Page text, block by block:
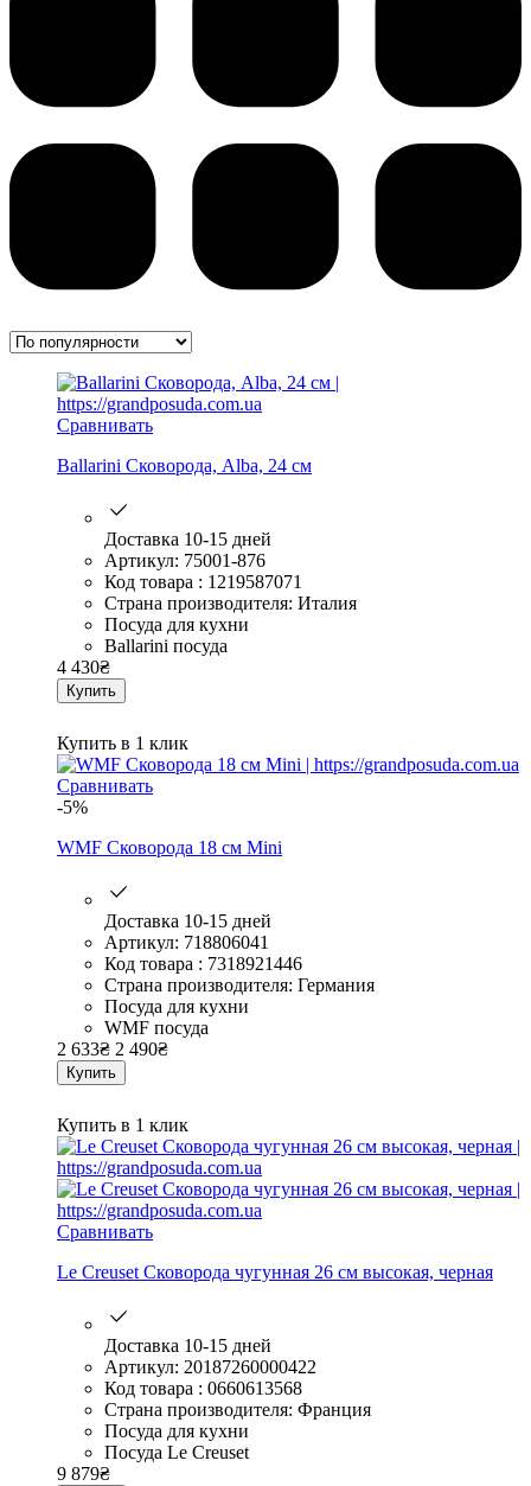
Сравнивать
Ballarini Сковорода, Alba, 24 см
Доставка 10-15 дней
Артикул: 75001-876
Код товара : 1219587071
Страна производителя: Италия
Посуда для кухни
Ballarini посуда
4 430₴
Купить
Купить в 1 клик
Сравнивать
-5%
WMF Сковорода 18 см Mini
Доставка 10-15 дней
Артикул: 718806041
Код товара : 7318921446
Страна производителя: Германия
Посуда для кухни
WMF посуда
2 633₴ 2 490₴
Купить
Купить в 1 клик
Сравнивать
Le Creuset Сковорода чугунная 26 см высокая, черная
Доставка 10-15 дней
Артикул: 20187260000422
Код товара : 0660613568
Страна производителя: Франция
Посуда для кухни
Посуда Le Creuset
9 879₴